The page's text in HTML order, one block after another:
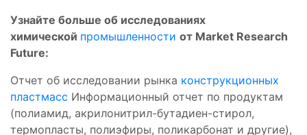
Узнайте больше об исследованиях
химической промышленности от Market Research
Future:
Отчет об исследовании рынка конструкционных
пластмасс Информационный отчет по продуктам
(полиамид, акрилонитрил-бутадиен-стирол,
термопласты, полиэфиры, поликарбонат и другие),